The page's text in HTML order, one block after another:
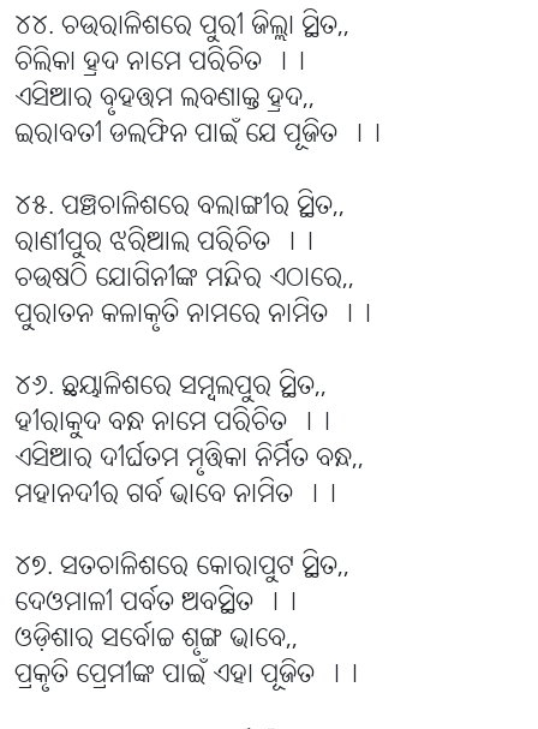
୪୪. ଚଉରାଳିଶରେ ପୁରୀ ଜିଲ୍ଲା ସ୍ଥିତ,,
ଚିଲିକା ହ୍ରଦ ନାମେ ପରିଚିତ ।।
ଏସିଆର ବୃହତ୍ତମ ଲବଣାକ୍ତ ହ୍ରଦ,,
ଇରାବତୀ ଡଲଫିନ ପାଇଁ ଯେ ପୂଜିତ ।।
୪୫. ପଞ୍ଚଚାଳିଶରେ ବଲାଙ୍ଗୀର ସ୍ଥିତ,,
ରାଣୀପୁର ଝରିଆଲ ପରିଚିତ ।।
ଚଉଷଠି ଯୋଗିନୀଙ୍କ ମନ୍ଦିର ଏଠାରେ,,
ପୁରାତନ କଳାକୃତି ନାମରେ ନାମିତ ।।
୪୬. ଛୟାଳିଶରେ ସମ୍ବଲପୁର ସ୍ଥିତ,,
ହୀରାକୁଦ ବନ୍ଧ ନାମେ ପରିଚିତ ।।
ଏସିଆର ଦୀର୍ଘତମ ମୃତ୍ତିକା ନିର୍ମିତ ବନ୍ଧ,,
ମହାନଦୀର ଗର୍ବ ଭାବେ ନାମିତ ।।
୪୭. ସତଚାଳିଶରେ କୋରାପୁଟ ସ୍ଥିତ,,
ଦେଓମାଳୀ ପର୍ବତ ଅବସ୍ଥିତ ।।
ଓଡ଼ିଶାର ସର୍ବୋଚ୍ଚ ଶୃଙ୍ଗ ଭାବେ,,
ପ୍ରକୃତି ପ୍ରେମୀଙ୍କ ପାଇଁ ଏହା ପୂଜିତ ।।